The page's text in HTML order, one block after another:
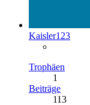
Kaisler123
Trophäen
1
Beiträge
113